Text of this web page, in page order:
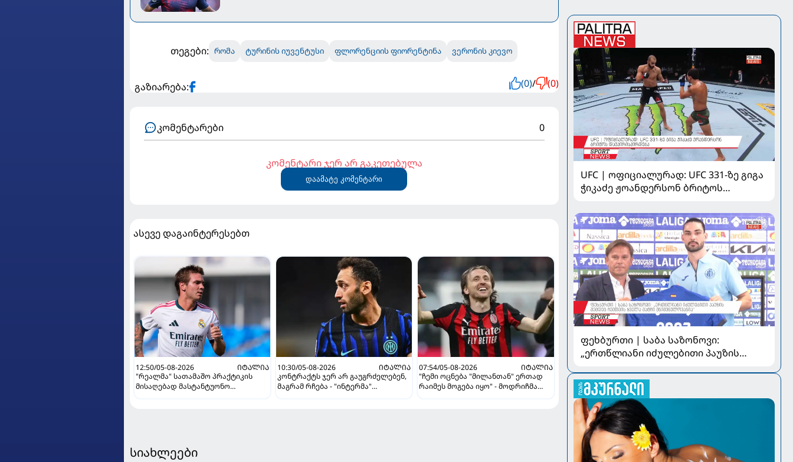
თეგები: რომა ტურინის იუვენტუსი ფლორენციის ფიორენტინა ვერონის კიევო
გაზიარება: (0)/ (0)
კომენტარები 0
კომენტარი ჯერ არ გაკეთებულა
დაამატე კომენტარი
ასევე დაგაინტერესებთ
12:50/05-08-2026
ᲘᲢᲐᲚᲘᲐ
"რეალმა" სათამაშო პრაქტიკის
მისაღებად მასტანტუონო
10:30/05-08-2026
ᲘᲢᲐᲚᲘᲐ
კონტრაქტს ჯერ არ გაუგრძელებენ,
მაგრამ რჩება - "ინტერმა"
07:54/05-08-2026
ᲘᲢᲐᲚᲘᲐ
"ჩემი ოცნება "მილანთან" ერთად
რაიმეს მოგება იყო" - მოდრიჩმა
სიახლეები
UFC | ოფიციალურად: UFC 331-ზე გიგა
ჭიკაძე ჟოანდერსონ ბრიტოს
ფეხბურთი | საბა საზონოვი:
„ერთწლიანი იძულებითი პაუზის
მნიშვნელოვანია“